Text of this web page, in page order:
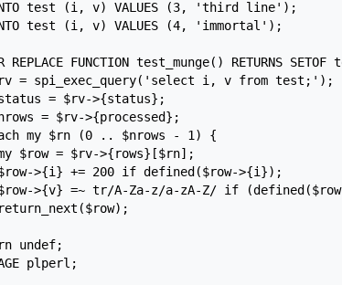
INTO test (i, v) VALUES (3, 'third line');
test (i, v) VALUES (4, 'immortal');
REPLACE FUNCTION test_munge() RETURNS
= spi_exec_query('select i, v from test;');
= $rv->{status};
= $rv->{processed};
my $rn (0 .. $nrows - 1) {
$row = $rv->{rows}[$rn];
>{i} += 200 if defined($row->{i});
>{v} =~ tr/A-Za-z/a-zA-Z/ if
undef;
plperl;